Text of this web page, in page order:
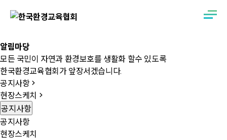
알림마당
모든 국민이 자연과 환경보호를 생활화 할수 있도록
한국환경교육협회가 앞장서겠습니다.
공지사항
현장스케치
공지사항
공지사항
현장스케치